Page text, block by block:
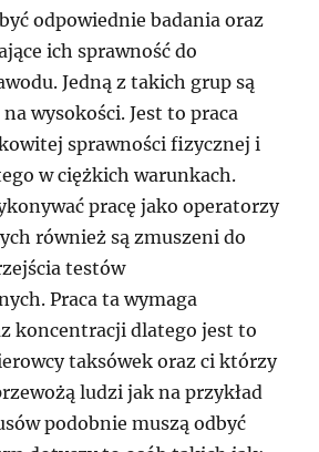
odpowiednie badania oraz
ich sprawność do
Jedną z takich grup są
wysokości. Jest to praca
sprawności fizycznej i
w ciężkich warunkach.
pracę jako operatorzy
również są zmuszeni do
testów
Praca ta wymaga
koncentracji dlatego jest to
taksówek oraz ci którzy
ludzi jak na przykład
podobnie muszą odbyć